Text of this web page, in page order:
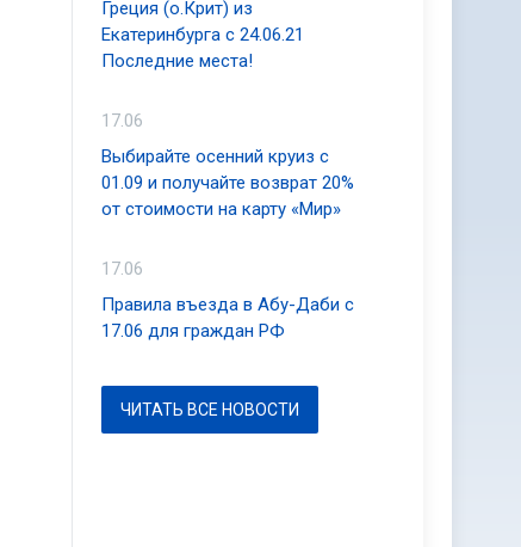
Греция (о.Крит) из
Екатеринбурга с 24.06.21
Последние места!
17.06
Выбирайте осенний круиз с
01.09 и получайте возврат 20%
от стоимости на карту «Мир»
17.06
Правила въезда в Абу-Даби с
17.06 для граждан РФ
ЧИТАТЬ ВСЕ НОВОСТИ